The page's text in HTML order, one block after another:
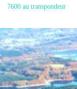
7600 au transpondeur